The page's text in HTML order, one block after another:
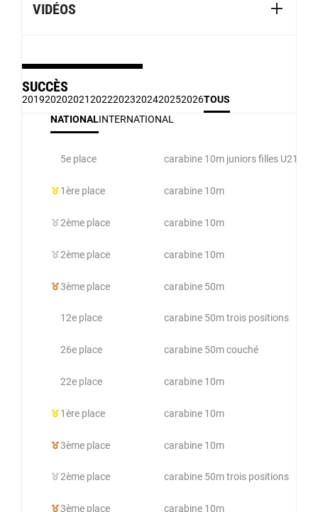
VIDÉOS
SUCCÈS
20192020202120222023202420252026TOUS
NATIONALINTERNATIONAL
5e place carabine 10m juniors filles U21
1ère place carabine 10m
2ème place carabine 10m
2ème place carabine 10m
3ème place carabine 50m
12e place carabine 50m trois positions
26e place carabine 50m couché
22e place carabine 10m
1ère place carabine 10m
3ème place carabine 10m
2ème place carabine 50m trois positions
3ème place carabine 10m